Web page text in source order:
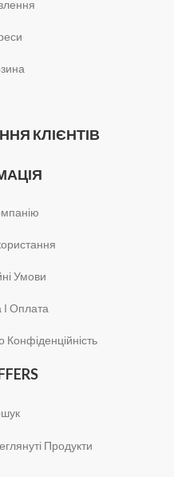
КЛІЄНТІВ
Умови
І Оплата
Продукти